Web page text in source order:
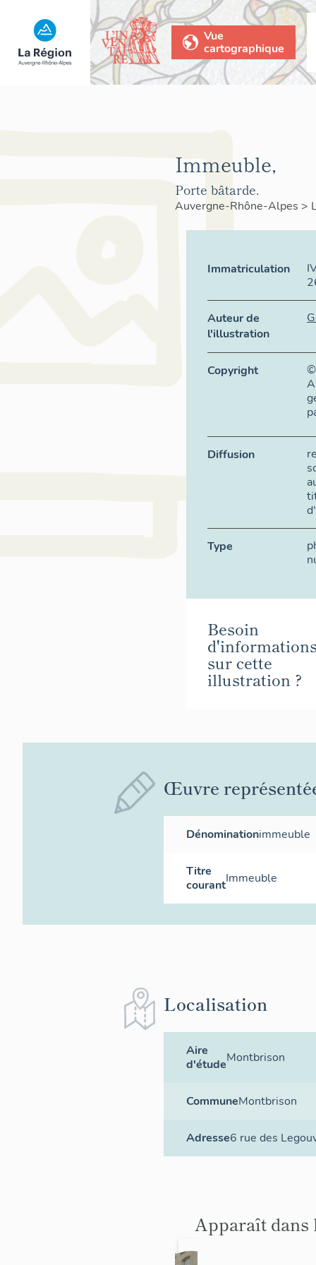
Vue
cartographique
Immeuble,
Porte bâtarde.
Auvergne-Rhône-Alpes >
Immatriculation
Auteur de
l'illustration
Copyright
©
Diffusion
Type
Besoin
sur cette
illustration ?
Œuvre
Dénominationimmeuble
Titre
courantImmeuble
Localisation
Aire
d'étudeMontbrison
CommuneMontbrison
Adresse6 rue des
Apparaît dans